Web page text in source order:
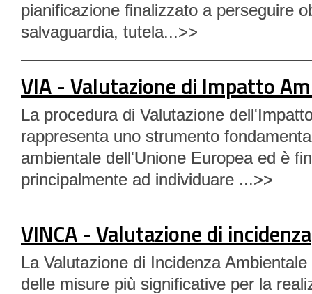
pianificazione finalizzato a perseguire
salvaguardia, tutela...>>
VIA - Valutazione di Impatto
La procedura di Valutazione
rappresenta uno strumento
ambientale dell'Unione Europea ed è
principalmente ad individuare ...>>
VINCA - Valutazione di incidenza
La Valutazione di Incidenza
delle misure più significative per la